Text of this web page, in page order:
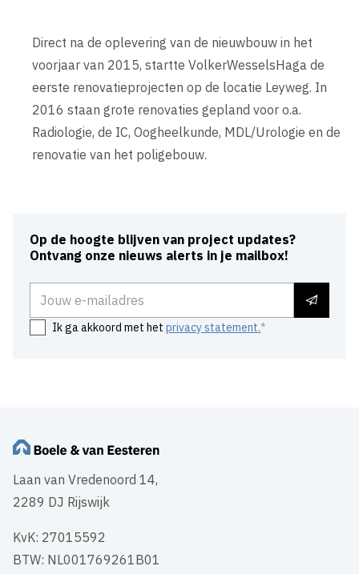
Direct na de oplevering van de nieuwbouw in het
voorjaar van 2015, startte VolkerWesselsHaga de
eerste renovatieprojecten op de locatie Leyweg. In
2016 staan grote renovaties gepland voor o.a.
Radiologie, de IC, Oogheelkunde, MDL/Urologie en de
renovatie van het poligebouw.
Op de hoogte blijven van project updates?
Ontvang onze nieuws alerts in je mailbox!
Ik ga akkoord met hetprivacy statement.
Laan van Vredenoord 14,
2289 DJ Rijswijk
KvK: 27015592
BTW: NL001769261B01